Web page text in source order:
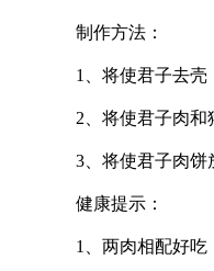
制作方法：
1、将使君子去壳
2、将使君子肉和
3、将使君子肉饼
健康提示：
1、两肉相配好吃